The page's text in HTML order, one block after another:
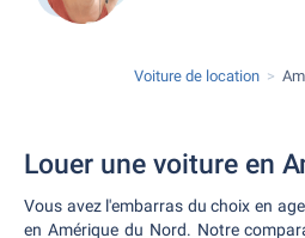
Voiture de location
Louer une voiture en
Vous avez l'embarras du choix en
en Amérique du Nord. Notre